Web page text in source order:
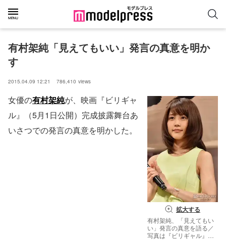
有村架純「見えてもいい」発言の真意を明か
す
2015.04.09 12:21 786,410 views
拡大する
有村架純、「見えてもい
い」発言の真意を語る／
写真は『ビリギャル』完
女優の有村架純が、映画『ビリギャ
ル』（5月1日公開）完成披露舞台あ
いさつでの発言の真意を明かした。